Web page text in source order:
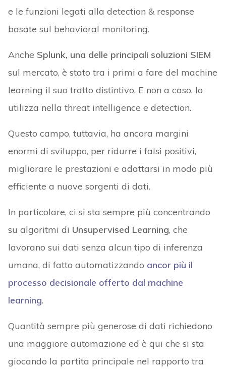
e le funzioni legati alla detection & response
basate sul behavioral monitoring.
Anche Splunk, una delle principali soluzioni SIEM
sul mercato, è stato tra i primi a fare del machine
learning il suo tratto distintivo. E non a caso, lo
utilizza nella threat intelligence e detection.
Questo campo, tuttavia, ha ancora margini
enormi di sviluppo, per ridurre i falsi positivi,
migliorare le prestazioni e adattarsi in modo più
efficiente a nuove sorgenti di dati.
In particolare, ci si sta sempre più concentrando
su algoritmi di Unsupervised Learning, che
lavorano sui dati senza alcun tipo di inferenza
umana, di fatto automatizzando ancor più il
processo decisionale offerto dal machine
learning.
Quantità sempre più generose di dati richiedono
una maggiore automazione ed è qui che si sta
giocando la partita principale nel rapporto tra